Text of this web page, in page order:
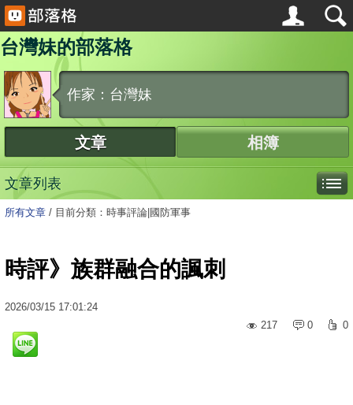
台灣妹的部落格
作家：台灣妹
文章 相簿
文章列表
所有文章 / 目前分類：時事評論|國防軍事
時評》族群融合的諷刺
2026/03/15 17:01:24
217
0 0